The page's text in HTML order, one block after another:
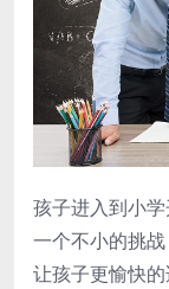
孩子进入到小
一个不小的挑
让孩子更愉快